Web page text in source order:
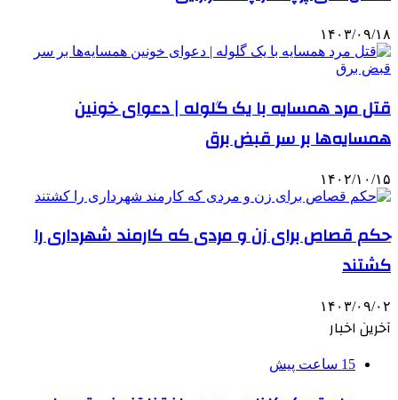
۱۴۰۳/۰۹/۱۸
قتل مرد همسایه با یک گلوله | دعوای خونین
همسایه‌ها بر سر قبض برق
۱۴۰۲/۱۰/۱۵
حکم قصاص برای زن و مردی که کارمند شهرداری را
کشتند
۱۴۰۳/۰۹/۰۲
آخرین اخبار
15 ساعت پیش